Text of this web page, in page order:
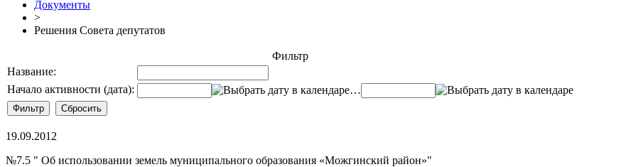
Документы
>
Решения Совета депутатов
Фильтр
Название:
Начало активности (дата):
…
19.09.2012
№7.5 " Об использовании земель муниципального образования «Можгинский район»"